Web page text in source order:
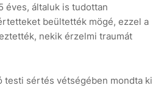
éves, általuk is tudottan
beültették mögé, ezzel a
nekik érzelmi traumát
testi sértés vétségében mondta ki